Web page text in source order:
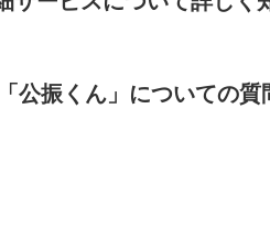
公振くん」についての質